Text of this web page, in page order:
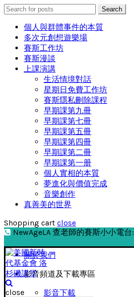
Search
for:
Search
個人與群體事件的本質
多次元創想遊樂場
賽斯工作坊
賽斯漫談
上課演講
生活情境對話
星期日免費工作坊
賽斯隱私刪除課程
早期課第九冊
早期課第七冊
早期課第五冊
早期課第四冊
早期課第二冊
早期課第一册
個人實相的本質
夢進化與價值完成
音樂創作
真善美的世界
Shopping cart close
NewAgeLA 查老師的賽斯小小電台:
關於我們
影音頻道及下載專區
影音下載
close